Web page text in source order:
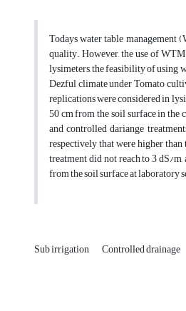
Todays water table management
quality. However, the use of
lysimeters, the feasibility of using
Dezful climate under Tomato
replications were considered in
50 cm from the soil surface in the
and controlled dariange
respectively that were higher
treatment did not reach to 3 dS/
from the soil surface at laboratory
Sub irrigation Controlled drainage